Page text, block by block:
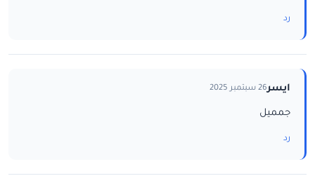
رد
ايسر26 سبتمبر 2025
جمميل
رد